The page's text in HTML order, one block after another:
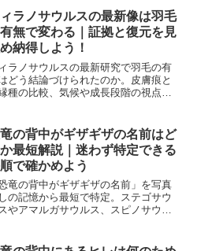
ラノサウルスの最新像は羽毛
無で変わる｜証拠と復元を見
納得しよう！
ラノサウルスの最新研究で羽毛の有
どう結論づけられたのか。皮膚痕と
種の比較、気候や成長段階の視点か
の背中がギザギザの名前はど
最短解説｜迷わず特定できる
で確かめよう
恐竜の背中がギザギザの名前」を写真
の記憶から最短で特定。ステゴサウ
やアマルガサウルス、スピノサウル